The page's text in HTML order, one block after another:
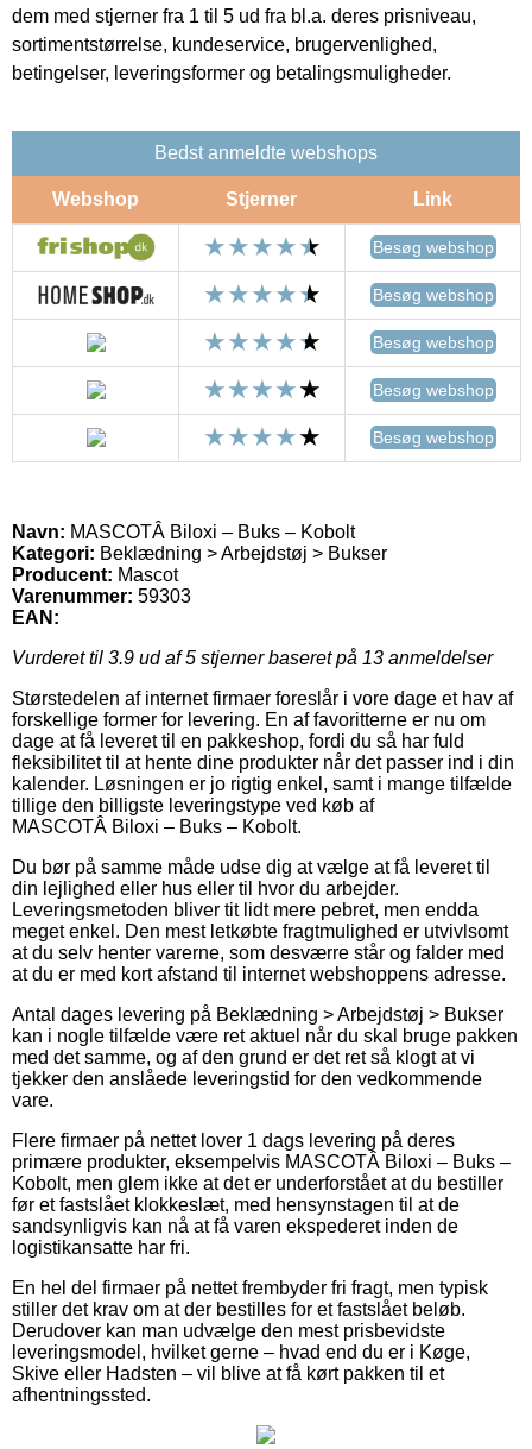
dem med stjerner fra 1 til 5 ud fra bl.a. deres prisniveau,
sortimentstørrelse, kundeservice, brugervenlighed,
betingelser, leveringsformer og betalingsmuligheder.
Bedst anmeldte webshops
Webshop Stjerner Link
Besøg webshop
Besøg webshop
Besøg webshop
Besøg webshop
Besøg webshop
Navn: MASCOTÂ Biloxi – Buks – Kobolt
Kategori: Beklædning > Arbejdstøj > Bukser
Producent: Mascot
Varenummer: 59303
EAN:
Vurderet til 3.9 ud af 5 stjerner baseret på 13 anmeldelser
Størstedelen af internet firmaer foreslår i vore dage et hav af
forskellige former for levering. En af favoritterne er nu om
dage at få leveret til en pakkeshop, fordi du så har fuld
fleksibilitet til at hente dine produkter når det passer ind i din
kalender. Løsningen er jo rigtig enkel, samt i mange tilfælde
tillige den billigste leveringstype ved køb af
MASCOTÂ Biloxi – Buks – Kobolt.
Du bør på samme måde udse dig at vælge at få leveret til
din lejlighed eller hus eller til hvor du arbejder.
Leveringsmetoden bliver tit lidt mere pebret, men endda
meget enkel. Den mest letkøbte fragtmulighed er utvivlsomt
at du selv henter varerne, som desværre står og falder med
at du er med kort afstand til internet webshoppens adresse.
Antal dages levering på Beklædning > Arbejdstøj > Bukser
kan i nogle tilfælde være ret aktuel når du skal bruge pakken
med det samme, og af den grund er det ret så klogt at vi
tjekker den anslåede leveringstid for den vedkommende
vare.
Flere firmaer på nettet lover 1 dags levering på deres
primære produkter, eksempelvis MASCOTÂ Biloxi – Buks –
Kobolt, men glem ikke at det er underforstået at du bestiller
før et fastslået klokkeslæt, med hensynstagen til at de
sandsynligvis kan nå at få varen ekspederet inden de
logistikansatte har fri.
En hel del firmaer på nettet frembyder fri fragt, men typisk
stiller det krav om at der bestilles for et fastslået beløb.
Derudover kan man udvælge den mest prisbevidste
leveringsmodel, hvilket gerne – hvad end du er i Køge,
Skive eller Hadsten – vil blive at få kørt pakken til et
afhentningssted.